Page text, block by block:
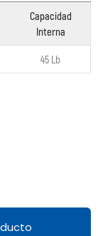
Capacidad
Interna
45 Lb